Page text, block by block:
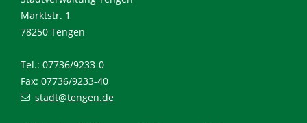
Marktstr. 1
78250 Tengen
Tel.: 07736/9233-0
Fax: 07736/9233-40
stadt@tengen.de